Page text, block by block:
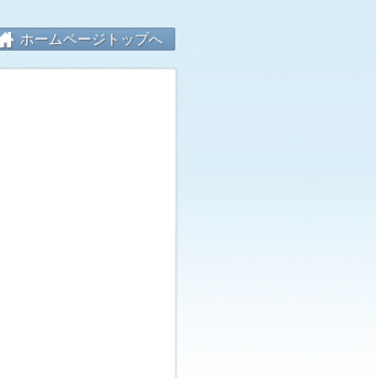
ホームページトップへ